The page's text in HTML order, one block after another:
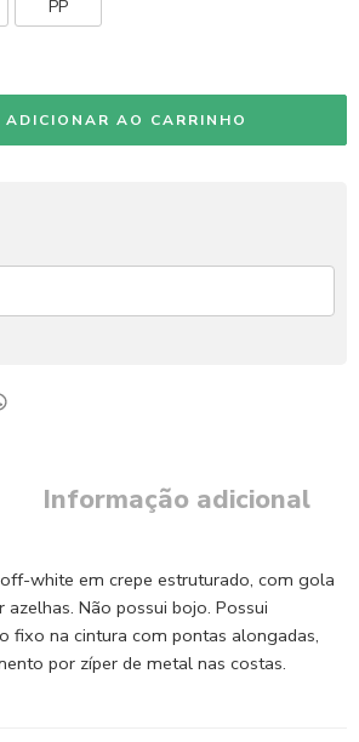
PP
ADICIONAR AO CARRINHO
Informação adicional
white em crepe estruturado, com gola
Não possui bojo. Possui
fixo na cintura com pontas alongadas,
por zíper de metal nas costas.